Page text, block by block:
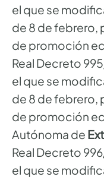
el que se
de 8 de febrero,
de promoción
Real Decreto
el que se
de 8 de febrero,
de promoción
Autónoma de
Real Decreto
el que se